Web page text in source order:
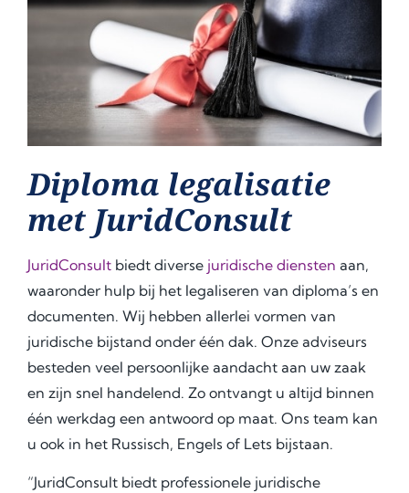
Diploma legalisatie
met JuridConsult
JuridConsult biedt diverse juridische diensten aan,
waaronder hulp bij het legaliseren van diploma’s en
documenten. Wij hebben allerlei vormen van
juridische bijstand onder één dak. Onze adviseurs
besteden veel persoonlijke aandacht aan uw zaak
en zijn snel handelend. Zo ontvangt u altijd binnen
één werkdag een antwoord op maat. Ons team kan
u ook in het Russisch, Engels of Lets bijstaan.
“JuridConsult biedt professionele juridische